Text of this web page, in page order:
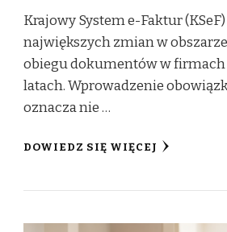
Krajowy System e-Faktur
największych zmian w
obiegu dokumentów w
latach. Wprowadzenie
oznacza nie …
DOWIEDZ SIĘ WIĘCEJ